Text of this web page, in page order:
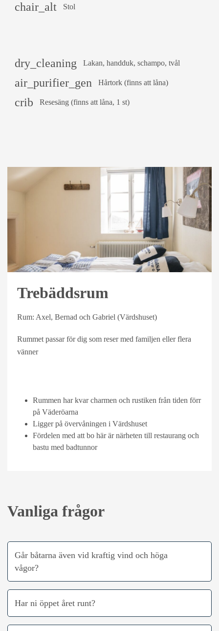
chair_alt Stol
dry_cleaning Lakan, handduk, schampo, tvål
air_purifier_gen Hårtork (finns att låna)
crib Resesäng (finns att låna, 1 st)
Trebäddsrum
Rum: Axel, Bernad och Gabriel (Värdshuset)
Rummet passar för dig som reser med familjen eller flera
vänner
Rummen har kvar charmen och rustiken från tiden förr
på Väderöarna
Ligger på övervåningen i Värdshuset
Fördelen med att bo här är närheten till restaurang och
bastu med badtunnor
Vanliga frågor
Går båtarna även vid kraftig vind och höga
vågor?
Har ni öppet året runt?